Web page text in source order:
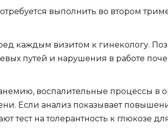
выполнить во втором
каждым визитом к гинекологу.
путей и нарушения в работе
воспалительные процессы в
Если анализ показывает
тест на толерантность к глюкозе